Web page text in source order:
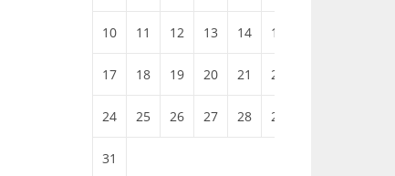
10 11 12 13 14 15
17 18 19 20 21 22
24 25 26 27 28 29
31